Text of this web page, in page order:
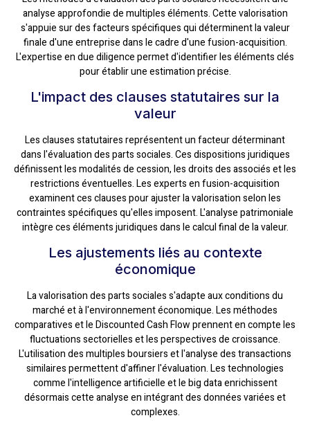
analyse approfondie de multiples éléments. Cette valorisation
s'appuie sur des facteurs spécifiques qui déterminent la valeur
finale d'une entreprise dans le cadre d'une fusion-acquisition.
L'expertise en due diligence permet d'identifier les éléments clés
pour établir une estimation précise.
L'impact des clauses statutaires sur la
valeur
Les clauses statutaires représentent un facteur déterminant
dans l'évaluation des parts sociales. Ces dispositions juridiques
définissent les modalités de cession, les droits des associés et les
restrictions éventuelles. Les experts en fusion-acquisition
examinent ces clauses pour ajuster la valorisation selon les
contraintes spécifiques qu'elles imposent. L'analyse patrimoniale
intègre ces éléments juridiques dans le calcul final de la valeur.
Les ajustements liés au contexte
économique
La valorisation des parts sociales s'adapte aux conditions du
marché et à l'environnement économique. Les méthodes
comparatives et le Discounted Cash Flow prennent en compte les
fluctuations sectorielles et les perspectives de croissance.
L'utilisation des multiples boursiers et l'analyse des transactions
similaires permettent d'affiner l'évaluation. Les technologies
comme l'intelligence artificielle et le big data enrichissent
désormais cette analyse en intégrant des données variées et
complexes.